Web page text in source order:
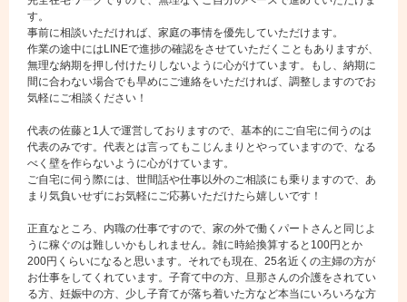
す。
事前に相談いただければ、家庭の事情を優先していただけます。
作業の途中にはLINEで進捗の確認をさせていただくこともありますが、
無理な納期を押し付けたりしないように心がけています。もし、納期に
間に合わない場合でも早めにご連絡をいただければ、調整しますのでお
気軽にご相談ください！
代表の佐藤と1人で運営しておりますので、基本的にご自宅に伺うのは
代表のみです。代表とは言ってもこじんまりとやっていますので、なる
べく壁を作らないように心がけています。
ご自宅に伺う際には、世間話や仕事以外のご相談にも乗りますので、あ
まり気負いせずにお気軽にご応募いただけたら嬉しいです！
正直なところ、内職の仕事ですので、家の外で働くパートさんと同じよ
うに稼ぐのは難しいかもしれません。雑に時給換算すると100円とか
200円くらいになると思います。それでも現在、25名近くの主婦の方が
お仕事をしてくれています。子育て中の方、旦那さんの介護をされてい
る方、妊娠中の方、少し子育てが落ち着いた方など本当にいろいろな方